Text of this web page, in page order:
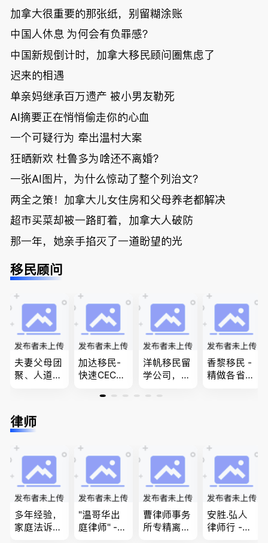
骗光2万美
元，还被卷
入跨国刑案
账户遭封！
亡；
加拿大很重要的那张纸，别留糊涂账
中国人休息 为何会有负罪感？
中国新规倒计时，加拿大移民顾问圈焦虑了
迟来的相遇
单亲妈继承百万遗产 被小男友勒死
AI摘要正在悄悄偷走你的心血
一个可疑行为 牵出温村大案
狂晒新欢 杜鲁多为啥还不离婚？
一张AI图片，为什么惊动了整个列治文？
两全之策！加拿大儿女住房和父母养老都解决
超市买菜却被一路盯着，加拿大人破防
那一年，她亲手掐灭了一道盼望的光
移民顾问
夫妻父母团
聚、人道移
民难民上诉
疑难问题的
移民签证
、翻译和海
牙认证
加达移民-
快速CEC&P
作机会 移
商业移民，
名校申请
洋帆移民留
学公司，精
签各类签证
民和魁北克
PEQ60472
08731
香黎移民 -
精做各省省
问题
律师
多年经验，
家庭法诉
"温哥华出
庭律师" -
曹律师事务
所专精离
安胜.弘人
律师行 -